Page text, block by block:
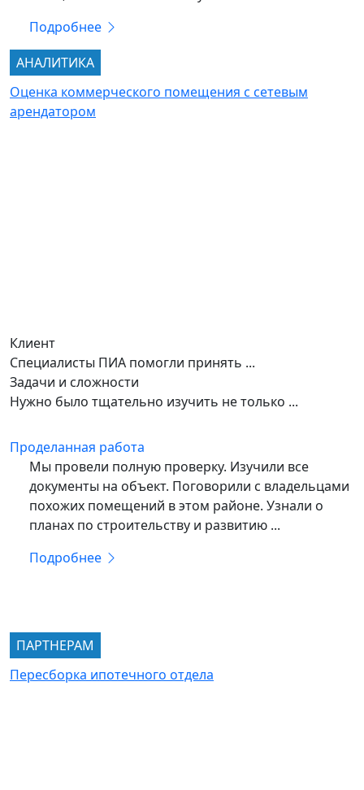
Подробнее
АНАЛИТИКА
Оценка коммерческого помещения с сетевым
арендатором
Клиент
Специалисты ПИА помогли принять ...
Задачи и сложности
Нужно было тщательно изучить не только ...
Проделанная работа
Мы провели полную проверку. Изучили все
документы на объект. Поговорили с владельцами
похожих помещений в этом районе. Узнали о
планах по строительству и развитию ...
Подробнее
ПАРТНЕРАМ
Пересборка ипотечного отдела